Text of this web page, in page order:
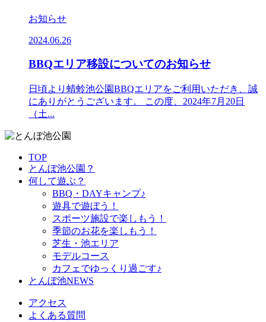
お知らせ
2024.06.26
BBQエリア移設についてのお知らせ
日頃より蜻蛉池公園BBQエリアをご利用いただき、誠
にありがとうございます。 この度、2024年7月20日
（土...
TOP
とんぼ池公園？
何して遊ぶ？
BBQ・DAYキャンプ♪
遊具で遊ぼう！
スポーツ施設で楽しもう！
季節のお花を楽しもう！
芝生・池エリア
モデルコース
カフェでゆっくり過ごす♪
とんぼ池NEWS
アクセス
よくある質問